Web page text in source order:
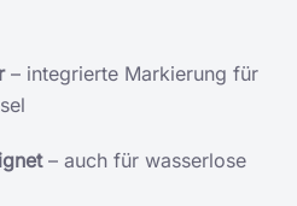
– integrierte Markierung für
– auch für wasserlose